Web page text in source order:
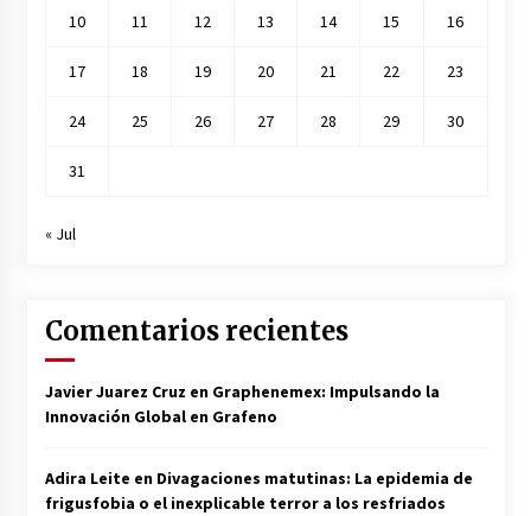
10 11 12 13 14 15 16
17 18 19 20 21 22 23
24 25 26 27 28 29 30
31
« Jul
Comentarios recientes
Javier Juarez Cruz en Graphenemex: Impulsando la
Innovación Global en Grafeno
Adira Leite en Divagaciones matutinas: La epidemia de
frigusfobia o el inexplicable terror a los resfriados